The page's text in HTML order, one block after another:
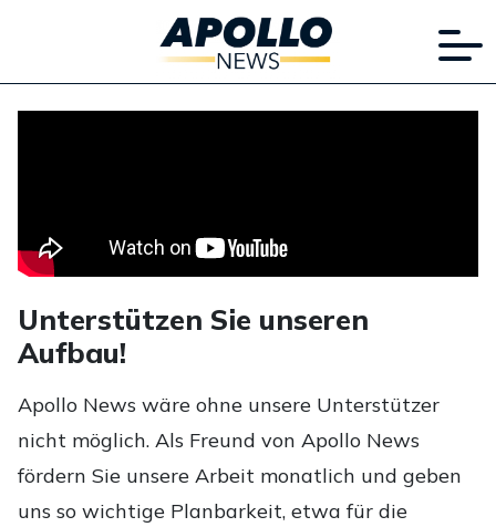
Unterstützen Sie unseren
Aufbau!
Apollo News wäre ohne unsere Unterstützer
nicht möglich. Als Freund von Apollo News
fördern Sie unsere Arbeit monatlich und geben
uns so wichtige Planbarkeit, etwa für die